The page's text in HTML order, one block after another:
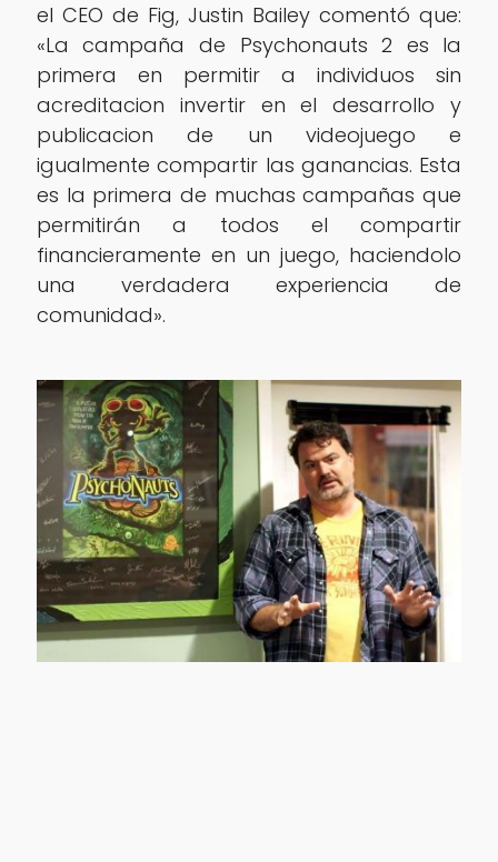
el CEO de Fig, Justin Bailey comentó que:
«La campaña de Psychonauts 2 es la
primera en permitir a individuos sin
acreditacion invertir en el desarrollo y
publicacion de un videojuego e
igualmente compartir las ganancias. Esta
es la primera de muchas campañas que
permitirán a todos el compartir
financieramente en un juego, haciendolo
una verdadera experiencia de
comunidad».